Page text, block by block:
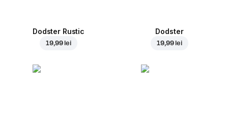
Dodster Rustic
19,99 lei
Dodster
19,99 lei